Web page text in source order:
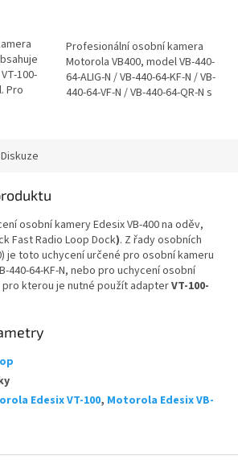
100-
Pro
Profesionální osobní kamera
Motorola VB400, model VB-440-
64-ALIG-N / VB-440-64-KF-N / VB-
440-64-VF-N / VB-440-64-QR-N s
Diskuze
osobní kamery Edesix VB-400 na oděv,
Fast Radio Loop Dock). Z řady osobních
je toto uchycení určené pro osobní kameru
440-64-KF-N, nebo pro uchycení osobní
pro kterou je nutné použít adapterVT-100-
Edesix VT-100, Motorola Edesix VB-